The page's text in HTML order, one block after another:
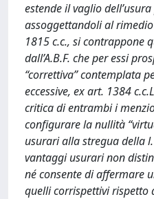
estende il vaglio
assoggettandoli al rimedio
1815 c.c., si contrappone
dall’A.B.F. che per essi
“correttiva” contemplata
eccessive, ex art. 1384
critica di entrambi i
configurare la nullità
usurari alla stregua della
vantaggi usurari non
né consente di affermare
quelli corrispettivi